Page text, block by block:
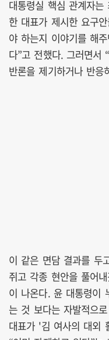
대통령실 핵심 관계자
한 대표가 제시한 요구
야 하는지 이야기를 해
다”고 전했다. 그러면서
반론을 제기하거나 반응
이 같은 면담 결과를 두
쥐고 각종 현안을 풀어
이 나온다. 윤 대통령이
는 것 보다는 자발적으
대표가 '김 여사의 대외